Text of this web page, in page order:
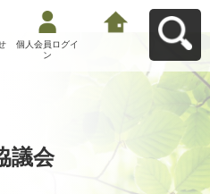
個人会員ログイ
ン
議会